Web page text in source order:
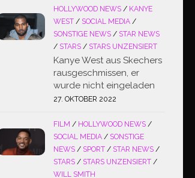
HOLLYWOOD NEWS / KANYE
WEST / SOCIAL MEDIA /
SONSTIGE NEWS / STAR NEWS
/ STARS / STARS UNZENSIERT
Kanye West aus Skechers
rausgeschmissen, er
wurde nicht eingeladen
27. OKTOBER 2022
FILM / HOLLYWOOD NEWS /
SOCIAL MEDIA / SONSTIGE
NEWS / SPORT / STAR NEWS /
STARS / STARS UNZENSIERT /
WILL SMITH